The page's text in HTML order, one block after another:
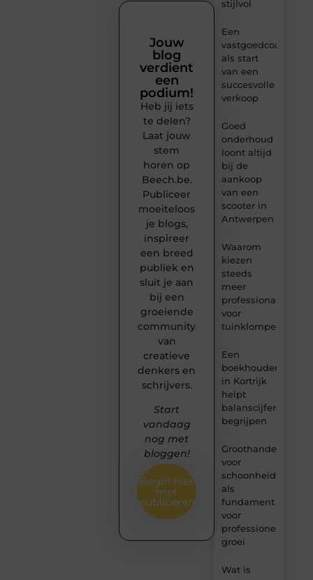
stijlvol
Een
vastgoedcoach
als start
van een
succesvolle
verkoop
Goed
onderhoud
loont altijd
bij de
aankoop
van een
scooter in
Antwerpen
Waarom
kiezen
steeds
meer
professionals
voor
tuinklompen?
Een
boekhouder
in Kortrijk
helpt
balanscijfers
begrijpen
Groothandel
voor
als
fundament
voor
professionele
groei
Wat is
Jouw
blog
verdient
een
podium!
Heb jij iets
te delen?
Laat jouw
stem
horen op
Beech.be.
Publiceer
moeiteloos
je blogs,
inspireer
een breed
publiek en
sluit je aan
bij een
groeiende
community
van
creatieve
denkers en
schrijvers.
Start
vandaag
nog met
bloggen!
Begin hier
met
publiceren